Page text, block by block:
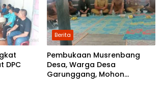
DPC
Berita
Pembukaan Musrenbang
Desa, Warga Desa
Garunggang, Mohon